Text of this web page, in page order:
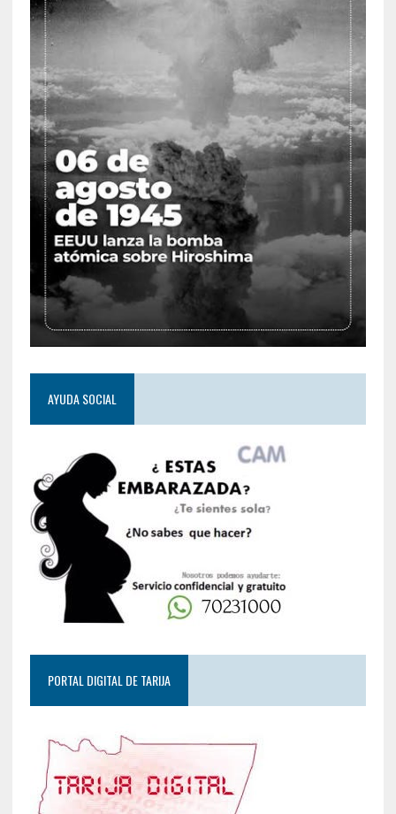
AYUDA SOCIAL
PORTAL DIGITAL DE TARIJA